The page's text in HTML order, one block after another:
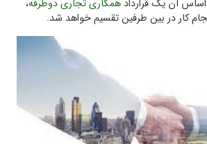
آن يك قرارداد همكاري تجاري دوطرفه،
كار در بين طرفين تقسيم خواهد شد.